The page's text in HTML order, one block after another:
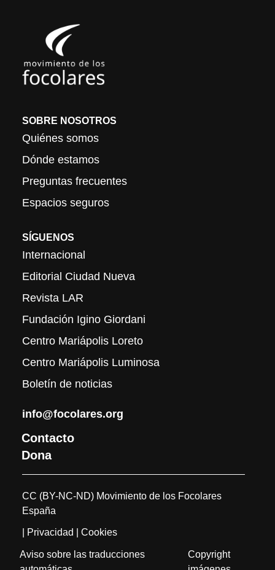
SOBRE NOSOTROS
Quiénes somos
Dónde estamos
Preguntas frecuentes
Espacios seguros
SÍGUENOS
Internacional
Editorial Ciudad Nueva
Revista LAR
Fundación Igino Giordani
Centro Mariápolis Loreto
Centro Mariápolis Luminosa
Boletín de noticias
info@focolares.org
Contacto
Dona
CC (BY-NC-ND) Movimiento de los Focolares
España
| Privacidad | Cookies
Aviso sobre las traducciones
Copyright